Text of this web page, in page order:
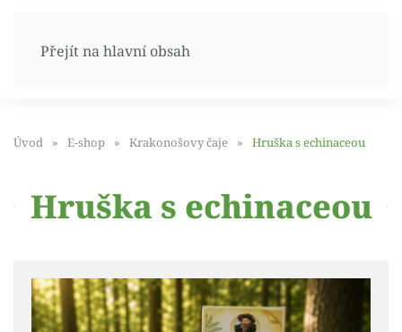
Přejít na hlavní obsah
Úvod E-shop Krakonošovy čaje Hruška s echinaceou
Hruška s echinaceou